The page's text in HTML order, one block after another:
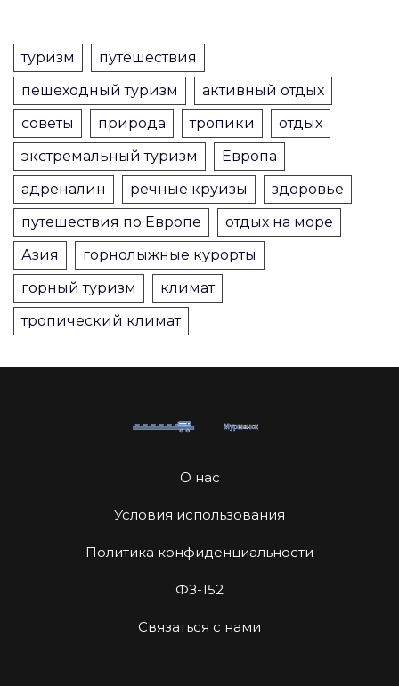
туризм
путешествия
пешеходный туризм
активный отдых
советы
природа тропики
отдых
экстремальный туризм
Европа
адреналин
речные круизы
здоровье
путешествия по Европе
отдых на море
Азия
горнолыжные курорты
горный туризм
климат
тропический климат
О нас
Условия использования
Политика конфиденциальности
ФЗ-152
Связаться с нами